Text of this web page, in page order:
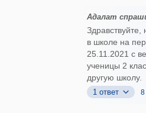
Адалат
Здравствуйте,
в школе на
25.11.2021 с
ученицы 2
другую школу.
1 ответ 8